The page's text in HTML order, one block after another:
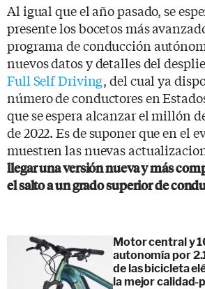
Al igual que el año pasado, se
presente los bocetos más
programa de conducción
nuevos datos y detalles del
Full Self Driving, del cual ya
número de conductores en
que se espera alcanzar el millón
de 2022. Es de suponer que en el
muestren las nuevas
llegar una versión nueva y más
el salto a un grado superior de
Motor central y
autonomía por
de las bicicleta
la mejor calidad-